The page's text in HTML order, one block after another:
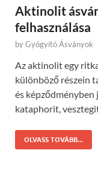
Aktinolit
felhasználása
byGyógyító Ásványok
Az aktinolit egy
különböző részein
és képződményben
kataphorit,
OLVASS TOVÁBB...